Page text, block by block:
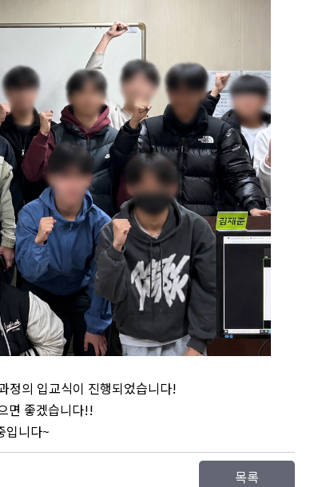
정의 입교식이 진행되었습니다!
면 좋겠습니다!!
입니다~
목록